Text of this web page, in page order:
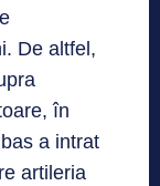
De altfel,
în
a intrat
artileria